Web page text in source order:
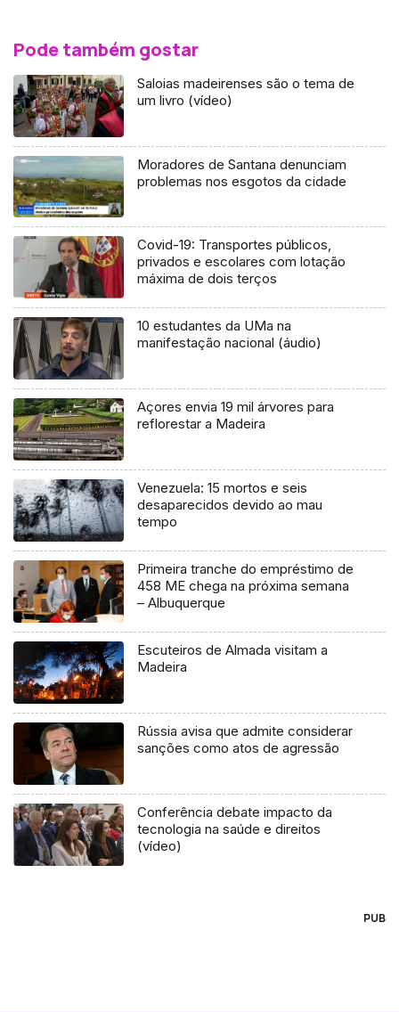
Pode também gostar
Saloias madeirenses são o tema de
um livro (vídeo)
Moradores de Santana denunciam
problemas nos esgotos da cidade
Covid-19: Transportes públicos,
privados e escolares com lotação
máxima de dois terços
10 estudantes da UMa na
manifestação nacional (áudio)
Açores envia 19 mil árvores para
reflorestar a Madeira
Venezuela: 15 mortos e seis
desaparecidos devido ao mau
tempo
Primeira tranche do empréstimo de
458 ME chega na próxima semana
– Albuquerque
Escuteiros de Almada visitam a
Madeira
Rússia avisa que admite considerar
sanções como atos de agressão
Conferência debate impacto da
tecnologia na saúde e direitos
(vídeo)
PUB